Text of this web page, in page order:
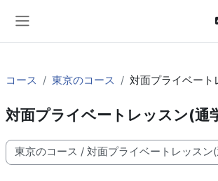
コース 東京のコース 対面プライベート
対面プライベートレッスン(通
コースカテゴリ